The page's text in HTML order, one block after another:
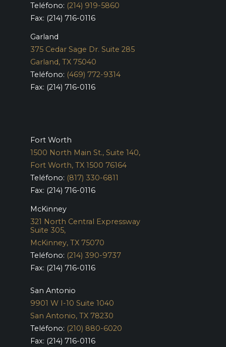
Teléfono: (214) 919-5860
Fax: (214) 716-0116
Garland
375 Cedar Sage Dr. Suite 285
Garland, TX 75040
Teléfono: (469) 772-9314
Fax: (214) 716-0116
Fort Worth
1500 North Main St., Suite 140,
Fort Worth, TX 1500 76164
Teléfono: (817) 330-6811
Fax: (214) 716-0116
McKinney
321 North Central Expressway
Suite 305,
McKinney, TX 75070
Teléfono: (214) 390-9737
Fax: (214) 716-0116
San Antonio
9901 W I-10 Suite 1040
San Antonio, TX 78230
Teléfono: (210) 880-6020
Fax: (214) 716-0116